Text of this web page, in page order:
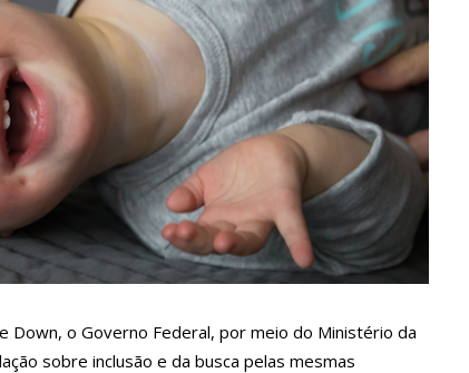
mundo de útero transplantado por robôs
golpe de R$ 4,3 milhões ao tentar comprar carro de luxo
mais de R$ 2,2 bilhões estão disponíveis para acesso ao
essenciais no feriadão de Corpus Christi
arrancar órgão genital do marido em Manaus
Down, o Governo Federal, por meio do Ministério da
sobre inclusão e da busca pelas mesmas